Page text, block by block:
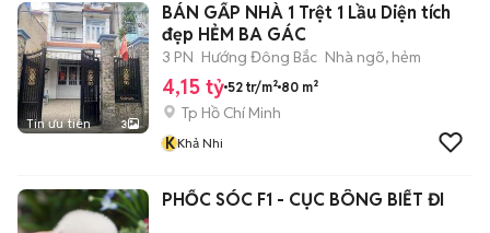
Tin ưu tiên 3
BÁN GẤP NHÀ 1 Trệt 1 Lầu Diện tích
đẹp HẺM BA GÁC
3 PN Hướng Đông Bắc Nhà ngõ, hẻm
4,15 tỷ 52 tr/m² 80 m²
Tp Hồ Chí Minh
KKhả Nhi
PHỐC SÓC F1 - CỤC BÔNG BIẾT ĐI